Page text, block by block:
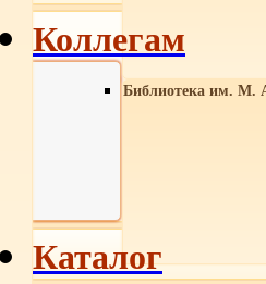
Библиотека им. М.
Коллегам
Каталог